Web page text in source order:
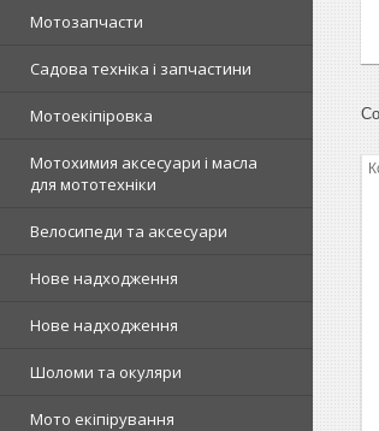
Мотозапчасти
Садова техніка і запчастини
Мотоекіпіровка
Мотохимия аксесуари і масла
для мототехніки
Велосипеди та аксесуари
Нове надходження
Нове надходження
Шоломи та окуляри
Мото екіпірування